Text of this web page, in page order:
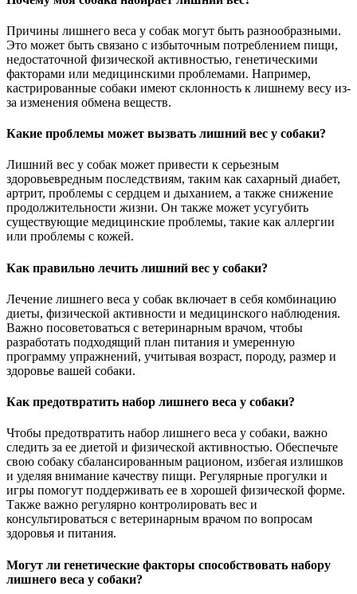
Причины лишнего веса у собак могут быть разнообразными.
Это может быть связано с избыточным потреблением пищи,
недостаточной физической активностью, генетическими
факторами или медицинскими проблемами. Например,
кастрированные собаки имеют склонность к лишнему весу из-
за изменения обмена веществ.
Какие проблемы может вызвать лишний вес у собаки?
Лишний вес у собак может привести к серьезным
здоровьевредным последствиям, таким как сахарный диабет,
артрит, проблемы с сердцем и дыханием, а также снижение
продолжительности жизни. Он также может усугубить
существующие медицинские проблемы, такие как аллергии
или проблемы с кожей.
Как правильно лечить лишний вес у собаки?
Лечение лишнего веса у собак включает в себя комбинацию
диеты, физической активности и медицинского наблюдения.
Важно посоветоваться с ветеринарным врачом, чтобы
разработать подходящий план питания и умеренную
программу упражнений, учитывая возраст, породу, размер и
здоровье вашей собаки.
Как предотвратить набор лишнего веса у собаки?
Чтобы предотвратить набор лишнего веса у собаки, важно
следить за ее диетой и физической активностью. Обеспечьте
свою собаку сбалансированным рационом, избегая излишков
и уделяя внимание качеству пищи. Регулярные прогулки и
игры помогут поддерживать ее в хорошей физической форме.
Также важно регулярно контролировать вес и
консультироваться с ветеринарным врачом по вопросам
здоровья и питания.
Могут ли генетические факторы способствовать набору
лишнего веса у собаки?